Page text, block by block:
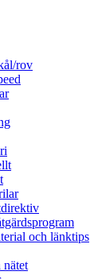
rov
och länktips
nätet